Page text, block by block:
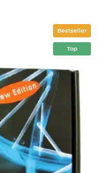
Bestseller
Top